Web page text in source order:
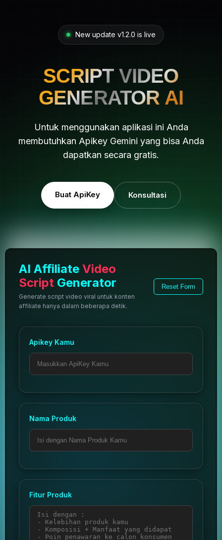
New update v1.2.0 is live
SCRIPT VIDEO
GENERATOR AI
Untuk menggunakan aplikasi ini Anda
membutuhkan Apikey Gemini yang bisa Anda
dapatkan secara gratis.
Buat ApiKey Konsultasi
AI Affiliate Video
Script Generator
Generate script video viral untuk konten
affiliate hanya dalam beberapa detik.
Reset Form
Apikey Kamu
Nama Produk
Fitur Produk